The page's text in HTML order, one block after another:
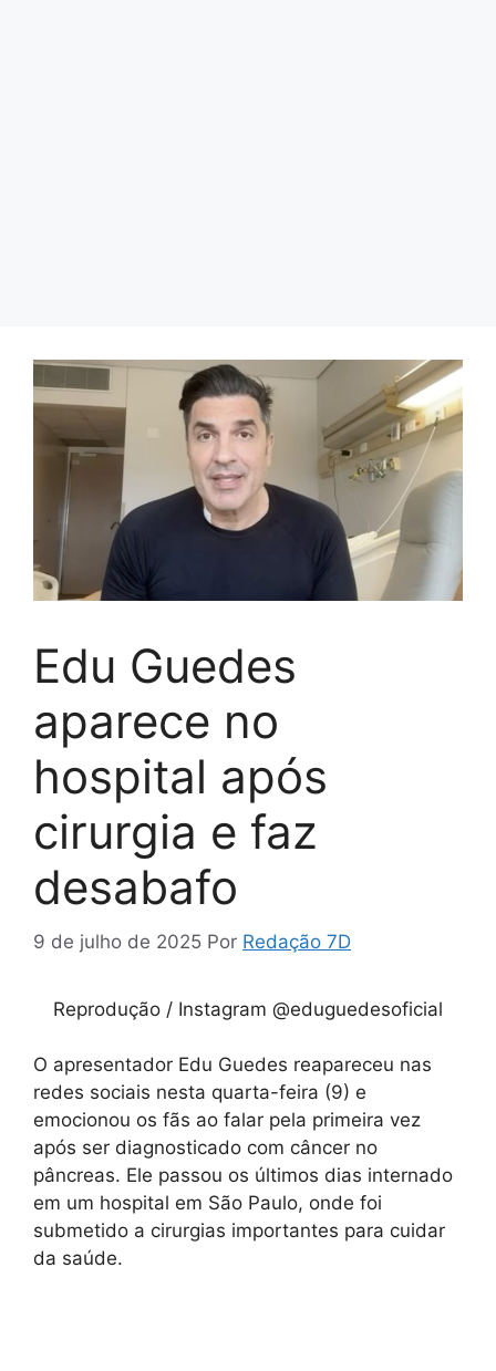
Edu Guedes
aparece no
hospital após
cirurgia e faz
desabafo
9 de julho de 2025 Por Redação 7D
Reprodução / Instagram @eduguedesoficial
O apresentador Edu Guedes reapareceu nas
redes sociais nesta quarta-feira (9) e
emocionou os fãs ao falar pela primeira vez
após ser diagnosticado com câncer no
pâncreas. Ele passou os últimos dias internado
em um hospital em São Paulo, onde foi
submetido a cirurgias importantes para cuidar
da saúde.